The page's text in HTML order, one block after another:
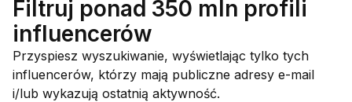
Filtruj ponad 350 mln profili
influencerów
Przyspiesz wyszukiwanie, wyświetlając tylko tych
influencerów, którzy mają publiczne adresy e-mail
i/lub wykazują ostatnią aktywność.